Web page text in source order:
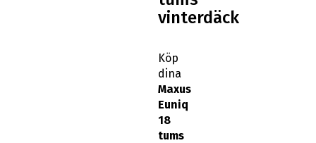
vinterdäck
Köp
dina
Maxus
Euniq
18
tums